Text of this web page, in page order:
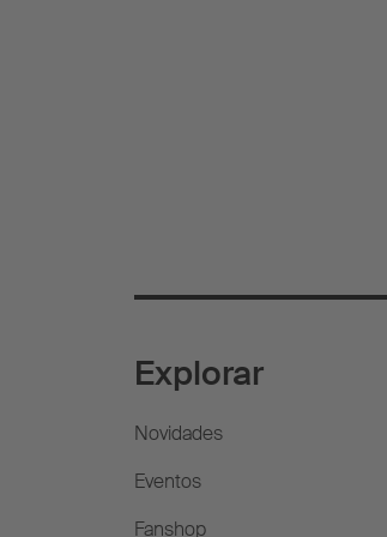
Explorar
Novidades
Eventos
Fanshop